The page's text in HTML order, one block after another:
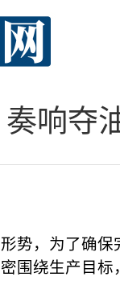
奏响夺
势，为了确
围绕生产目